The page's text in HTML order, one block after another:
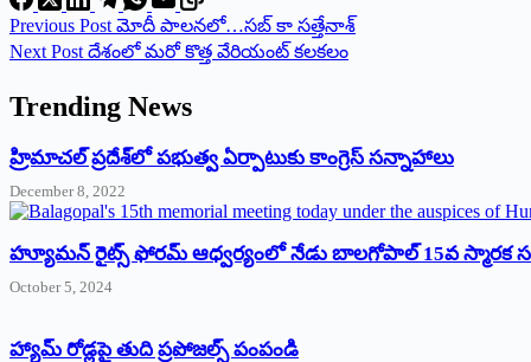
Previous Post మోదీ పాలనలో…సబ్‌ ‌కా సత్తేనాశ్‌
Next Post దేశంలో మరో కొత్త వేరియంట్‌ ‌కలకలం
Trending News
‌హ్రిమాచల్‌ ‌ప్రదేశ్‌లో పభుత్వ ఏర్పాటుకు కాంగ్రెస్‌ ‌సన్నాహాలు
December 8, 2022
హ్యూమన్‌ రైట్స్‌ ఫోరమ్‌ ఆధ్వర్యంలో నేడు బాలగోపాల్‌ 15వ స్మారక
October 5, 2024
హ్యామ్‌ రోడ్లపై తుది ప్రపోజల్స్‌ పంపండి